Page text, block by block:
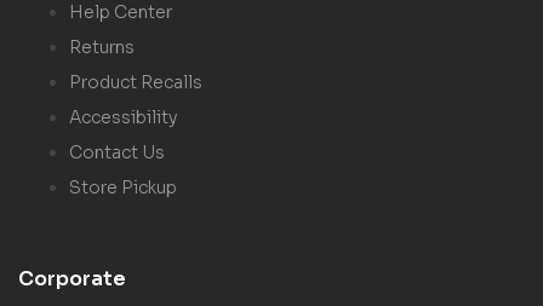
Help Center
Returns
Product Recalls
Accessibility
Contact Us
Store Pickup
Corporate